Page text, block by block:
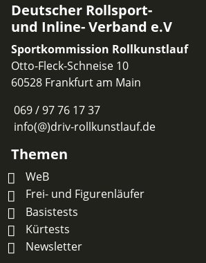
Deutscher Rollsport-
und Inline- Verband e.V
Sportkommission Rollkunstlauf
Otto-Fleck-Schneise 10
60528 Frankfurt am Main
069 / 97 76 17 37
info(@)driv-rollkunstlauf.de
Themen
WeB
Frei- und Figurenläufer
Basistests
Kürtests
Newsletter